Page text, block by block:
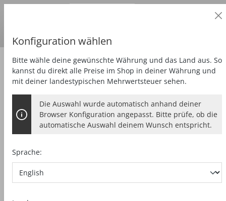
Sägen Unterflur-Zugsäge
Konfiguration wählen
Bitte wähle deine gewünschte Währung und das Land aus. So
kannst du direkt alle Preise im Shop in deiner Währung und
mit deiner landestypischen Mehrwertsteuer sehen.
Die Auswahl wurde automatisch anhand deiner
Browser Konfiguration angepasst. Bitte prüfe, ob die
automatische Auswahl deinem Wunsch entspricht.
Sprache: